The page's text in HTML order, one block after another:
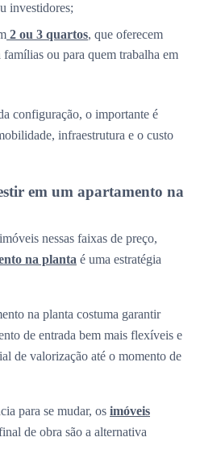
investidores;
2 ou 3 quartos, que oferecem
famílias ou para quem trabalha em
configuração, o importante é
infraestrutura e o custo
em um apartamento na
nessas faixas de preço,
na planta é uma estratégia
na planta costuma garantir
de entrada bem mais flexíveis e
de valorização até o momento de
para se mudar, os imóveis
de obra são a alternativa